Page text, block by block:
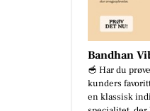
Bandhan
🥣 Har du
kunders
en klassisk